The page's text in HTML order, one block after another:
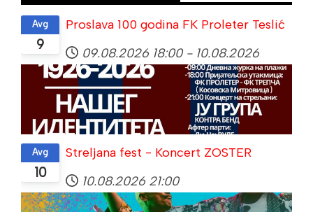
9
Avg
Proslava 100 godina FK Proleter Teslić
09.08.2026 18:00 - 10.08.2026
10
Avg
Streljana fest - Koncert ZOSTER
10.08.2026 21:00